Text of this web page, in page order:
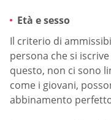
Età e sesso
Il criterio di
persona che si
questo, non ci sono
come i giovani,
abbinamento